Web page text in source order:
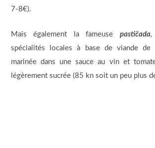
7-8€).
Mais également la fameuse pastičada,
spécialités locales à base de viande
marinée dans une sauce au vin et
légèrement sucrée (85 kn soit un peu plus